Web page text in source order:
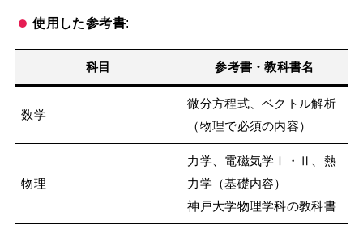
使用した参考書:
科目 参考書・教科書名
数学
微分方程式、ベクトル解析
（物理で必須の内容）
物理
力学、電磁気学Ⅰ・Ⅱ、熱
力学（基礎内容）
神戸大学物理学科の教科書